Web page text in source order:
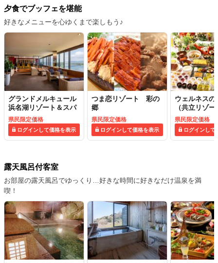
夕食でブッフェを堪能
好きなメニューを心ゆくまで楽しもう♪
グランドメルキュール
浜名湖リゾート＆スパ
県民限定価格
ログインして価格を表示
つま恋リゾート 彩の
郷
県民限定価格
ログインして価格を表示
ウェルネス
（共立リゾー
県民限定価格
ログインして
露天風呂付客室
お部屋の露天風呂でゆっくり…好きな時間に好きなだけ温泉を満
喫！